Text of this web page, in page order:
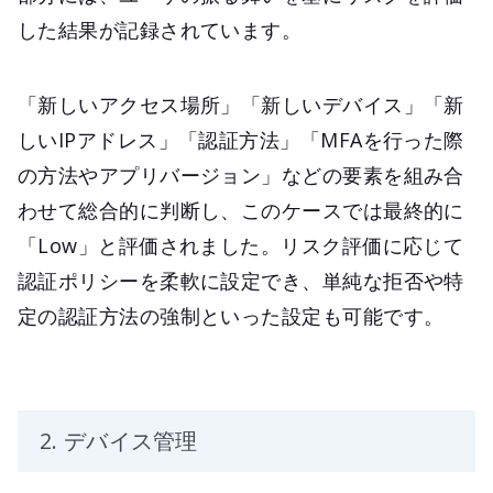
した結果が記録されています。
「新しいアクセス場所」「新しいデバイス」「新
しいIPアドレス」「認証方法」「MFAを行った際
の方法やアプリバージョン」などの要素を組み合
わせて総合的に判断し、このケースでは最終的に
「Low」と評価されました。リスク評価に応じて
認証ポリシーを柔軟に設定でき、単純な拒否や特
定の認証方法の強制といった設定も可能です。
2. デバイス管理